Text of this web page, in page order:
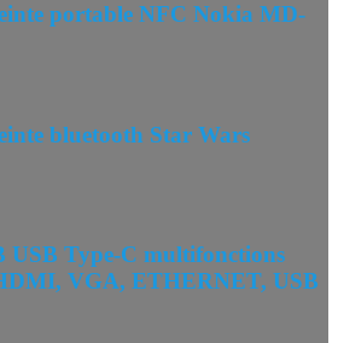
portable NFC Nokia MD-
bluetooth Star Wars
USB Type-C multifonctions
VGA, ETHERNET, USB